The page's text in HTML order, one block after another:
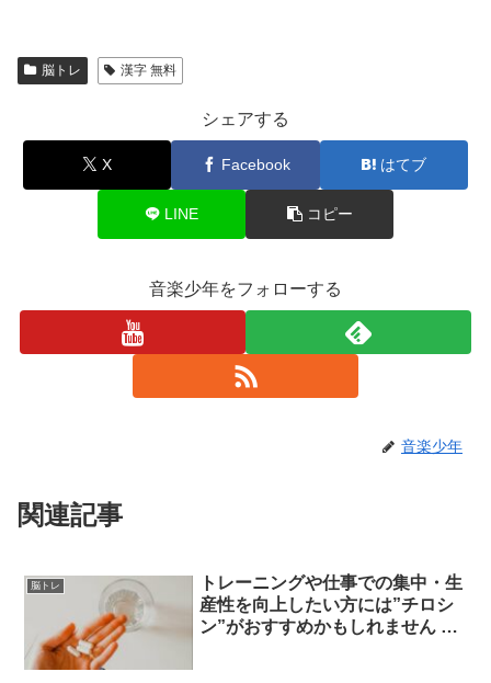
脳トレ 漢字 無料
シェアする
X Facebook はてブ
LINE コピー
音楽少年をフォローする
音楽少年
関連記事
脳トレ
トレーニングや仕事での集中・生
産性を向上したい方には”チロシ
ン”がおすすめかもしれません チ